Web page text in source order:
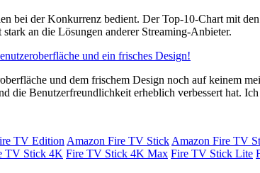
bei der Konkurrenz bedient. Der Top-10-Chart mit
an die Lösungen anderer Streaming-Anbieter.
und dem frischem Design noch auf keinem
die Benutzerfreundlichkeit erheblich verbessert hat.
TV Edition Amazon Fire TV Stick Amazon Fire TV
TV Stick 4K Fire TV Stick 4K Max Fire TV Stick Lite